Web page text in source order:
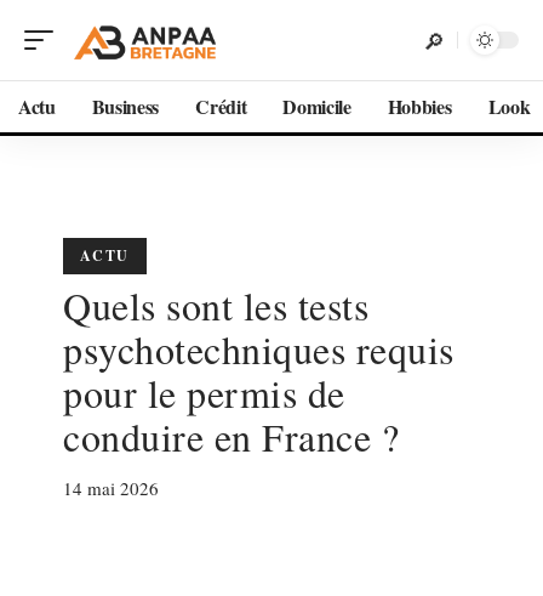
Actu Business Crédit Domicile Hobbies Look
ACTU
Quels sont les tests
psychotechniques requis
pour le permis de
conduire en France ?
14 mai 2026